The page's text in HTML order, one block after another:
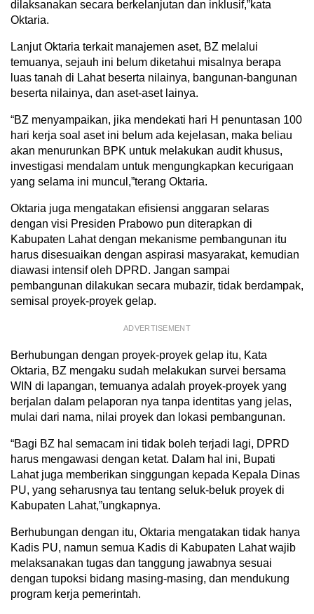
dilaksanakan secara berkelanjutan dan inklusif,”kata
Oktaria.
Lanjut Oktaria terkait manajemen aset, BZ melalui
temuanya, sejauh ini belum diketahui misalnya berapa
luas tanah di Lahat beserta nilainya, bangunan-bangunan
beserta nilainya, dan aset-aset lainya.
“BZ menyampaikan, jika mendekati hari H penuntasan 100
hari kerja soal aset ini belum ada kejelasan, maka beliau
akan menurunkan BPK untuk melakukan audit khusus,
investigasi mendalam untuk mengungkapkan kecurigaan
yang selama ini muncul,”terang Oktaria.
Oktaria juga mengatakan efisiensi anggaran selaras
dengan visi Presiden Prabowo pun diterapkan di
Kabupaten Lahat dengan mekanisme pembangunan itu
harus disesuaikan dengan aspirasi masyarakat, kemudian
diawasi intensif oleh DPRD. Jangan sampai
pembangunan dilakukan secara mubazir, tidak berdampak,
semisal proyek-proyek gelap.
ADVERTISEMENT
Berhubungan dengan proyek-proyek gelap itu, Kata
Oktaria, BZ mengaku sudah melakukan survei bersama
WIN di lapangan, temuanya adalah proyek-proyek yang
berjalan dalam pelaporan nya tanpa identitas yang jelas,
mulai dari nama, nilai proyek dan lokasi pembangunan.
“Bagi BZ hal semacam ini tidak boleh terjadi lagi, DPRD
harus mengawasi dengan ketat. Dalam hal ini, Bupati
Lahat juga memberikan singgungan kepada Kepala Dinas
PU, yang seharusnya tau tentang seluk-beluk proyek di
Kabupaten Lahat,”ungkapnya.
Berhubungan dengan itu, Oktaria mengatakan tidak hanya
Kadis PU, namun semua Kadis di Kabupaten Lahat wajib
melaksanakan tugas dan tanggung jawabnya sesuai
dengan tupoksi bidang masing-masing, dan mendukung
program kerja pemerintah.